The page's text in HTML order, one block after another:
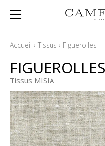
Accueil › Tissus › Figuerolles
FIGUEROLLES
Tissus MISIA